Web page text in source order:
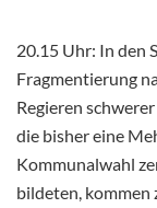
20.15 Uhr: In den
Fragmentierung
Regieren
die bisher eine
Kommunalwahl
bildeten, kommen